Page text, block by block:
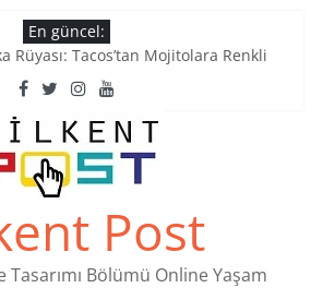
En güncel:
Rüyası: Tacos’tan Mojitolara Renkli
Yaşatan 4 Müzik Durağı
Müzesi
Places to Find Stamps in Ankara
4 Köklü Pastanesi
Post
Bölümü Online Yaşam